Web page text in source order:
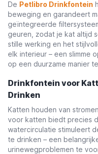
De Petlibro Drinkfontein
beweging en garandeert
geïntegreerde
geuren, zodat je kat altijd
stille werking en het
elk interieur – een slimme
op een duurzame manier
Drinkfontein voor
Drinken
Katten houden van
voor katten biedt precies
watercirculatie stimuleert
te drinken – een
urinewegproblemen te